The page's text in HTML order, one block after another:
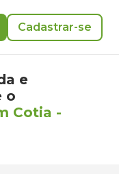
Cadastrar-se
e
o
Cotia -